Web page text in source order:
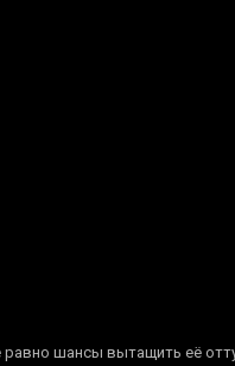
равно шансы вытащить её